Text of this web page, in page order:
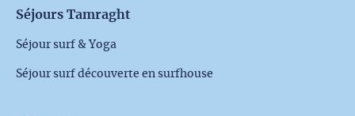
Séjours Tamraght
Séjour surf & Yoga
Séjour surf découverte en surfhouse